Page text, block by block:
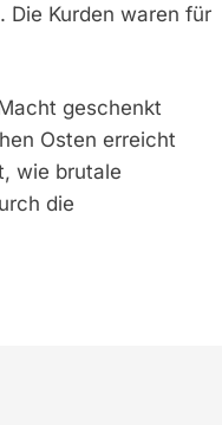
Kurden waren für
geschenkt
Osten erreicht
wie brutale
die